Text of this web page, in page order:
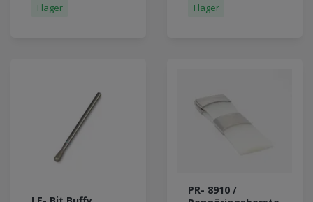
I lager I lager
PR- 8910 /